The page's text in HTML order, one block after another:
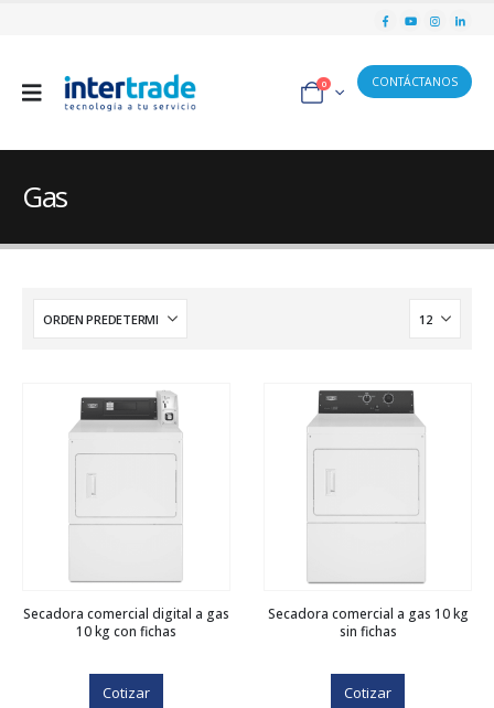
0 CONTÁCTANOS
Gas
Secadora comercial digital a gas
10 kg con fichas
Cotizar
Secadora comercial a gas 10 kg
sin fichas
Cotizar